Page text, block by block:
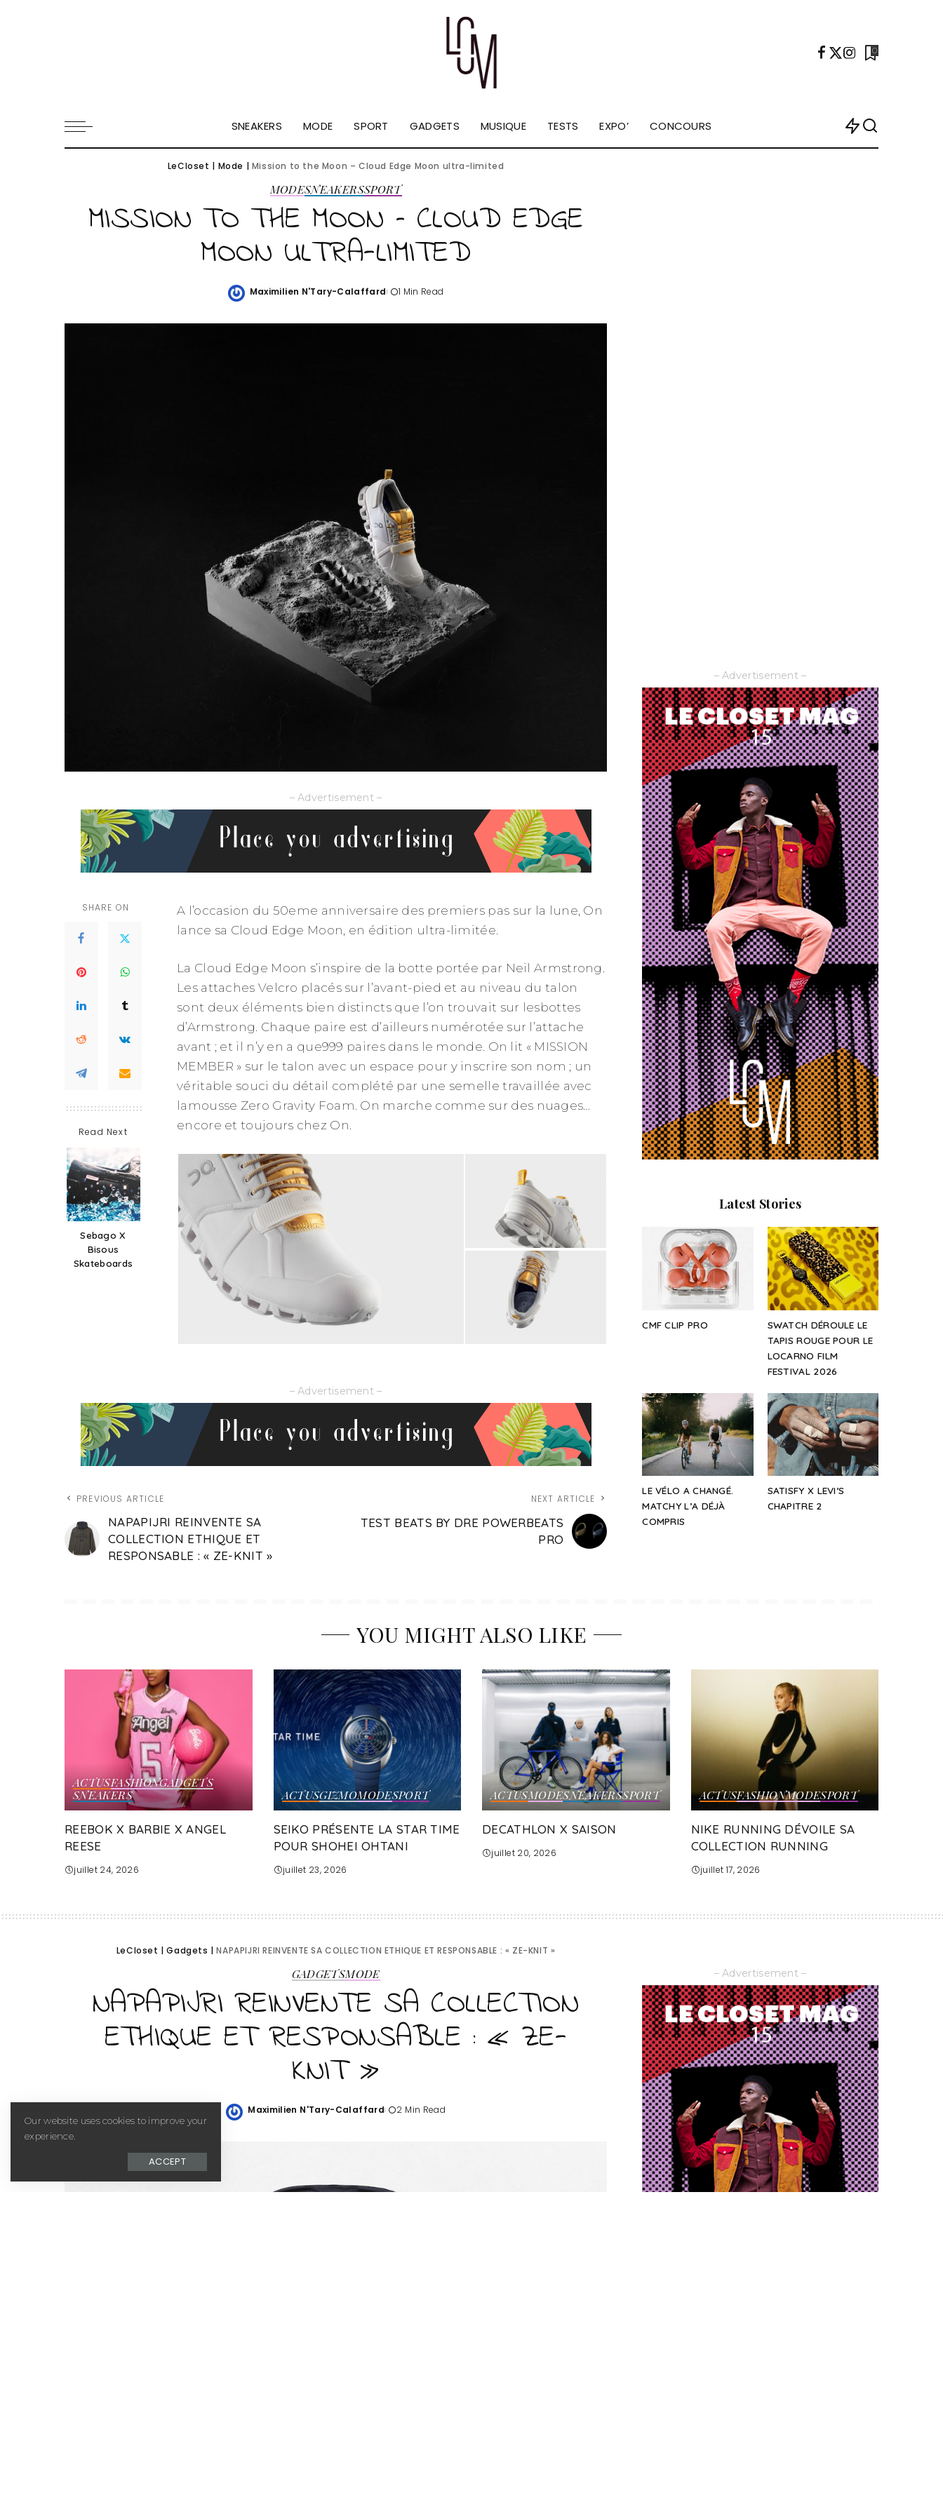
0
SNEAKERS MODE SPORT GADGETS MUSIQUE TESTS EXPO’ CONCOURS
LeCloset | Mode | Mission to the Moon – Cloud Edge Moon ultra-limited
MODESNEAKERSSPORT
MISSION TO THE MOON – CLOUD EDGE
MOON ULTRA-LIMITED
Posted
Maximilien N'Tary-Calaffard 1 Min Read
– Advertisement –
SHARE ON
Read Next
Sebago X
Bisous
Skateboards
A l’occasion du 50eme anniversaire des premiers pas sur la lune, On
lance sa Cloud Edge Moon, en édition ultra-limitée.
La Cloud Edge Moon s’inspire de la botte portée par Neil Armstrong.
Les attaches Velcro placés sur l’avant-pied et au niveau du talon
sont deux éléments bien distincts que l’on trouvait sur lesbottes
d’Armstrong. Chaque paire est d’ailleurs numérotée sur l’attache
avant ; et il n’y en a que999 paires dans le monde. On lit « MISSION
MEMBER » sur le talon avec un espace pour y inscrire son nom ; un
véritable souci du détail complété par une semelle travaillée avec
lamousse Zero Gravity Foam. On marche comme sur des nuages…
encore et toujours chez On.
– Advertisement –
PREVIOUS ARTICLE
NAPAPIJRI REINVENTE SA
COLLECTION ETHIQUE ET
RESPONSABLE : « ZE-KNIT »
NEXT ARTICLE
TEST BEATS BY DRE POWERBEATS
PRO
– Advertisement –
Latest Stories
CMF CLIP PRO
SWATCH DÉROULE LE
TAPIS ROUGE POUR LE
LOCARNO FILM
FESTIVAL 2026
LE VÉLO A CHANGÉ.
MATCHY L’A DÉJÀ
COMPRIS
SATISFY X LEVI’S
CHAPITRE 2
YOU MIGHT ALSO LIKE
ACTUSFASHIONGADGETS
SNEAKERS
REEBOK X BARBIE X ANGEL
REESE
juillet 24, 2026
ACTUSGIZMOMODESPORT
SEIKO PRÉSENTE LA STAR TIME
POUR SHOHEI OHTANI
juillet 23, 2026
ACTUSMODESNEAKERSSPORT
DECATHLON X SAISON
juillet 20, 2026
ACTUSFASHIONMODESPORT
NIKE RUNNING DÉVOILE SA
COLLECTION RUNNING
juillet 17, 2026
LeCloset |Gadgets |NAPAPIJRI REINVENTE SA COLLECTION ETHIQUE ET RESPONSABLE : « ZE-KNIT »
GADGETSMODE
NAPAPIJRI REINVENTE SA COLLECTION
ETHIQUE ET RESPONSABLE : « ZE-
KNIT »
Posted
Maximilien N'Tary-Calaffard 2 Min Read
– Advertisement –
Our website uses cookies to improve your
experience.
ACCEPT